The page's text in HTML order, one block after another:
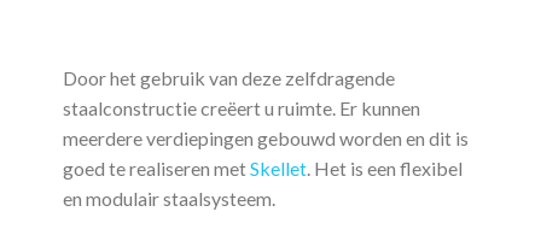
Door het gebruik van deze zelfdragende
staalconstructie creëert u ruimte. Er kunnen
meerdere verdiepingen gebouwd worden en dit is
goed te realiseren metSkellet. Het is een flexibel
en modulair staalsysteem.